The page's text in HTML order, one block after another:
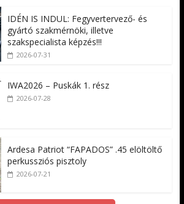
IDÉN IS INDUL: Fegyvertervező- és
gyártó szakmérnöki, illetve
szakspecialista képzés!!!
2026-07-31
IWA2026 – Puskák 1. rész
2026-07-28
Ardesa Patriot “FAPADOS” .45 elöltöltő
perkussziós pisztoly
2026-07-21